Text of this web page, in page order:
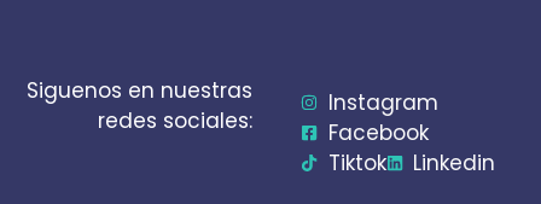
Siguenos en nuestras
redes sociales:
Instagram
Facebook
Tiktok
Linkedin